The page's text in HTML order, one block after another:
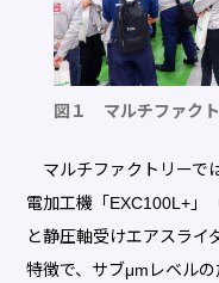
図１ マルチファク
マルチファクトリーで
電加工機「EXC100L+」
と静圧軸受けエアスライ
特徴で、サブμmレベル